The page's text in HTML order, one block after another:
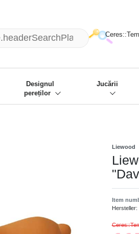
Designul
pereților
Jucării
Liewood
Item
Hersteller: